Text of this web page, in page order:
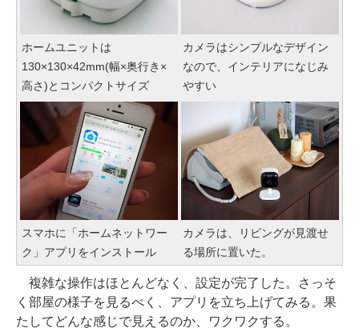
ホームユニットは
130×130×42mm(幅×奥行き×
高さ)とコンパクトサイズ
カメラはシンプルなデザイン
なので、インテリアになじみ
やすい
スマホに「ホームネットワー
ク」アプリをインストール
カメラは、リビングが見渡せ
る場所に置いた。
複雑な操作はほとんどなく、設定が完了した。さっそ
く部屋の様子を見るべく、アプリを立ち上げてみる。果
たしてどんな感じで見えるのか、ワクワクする。